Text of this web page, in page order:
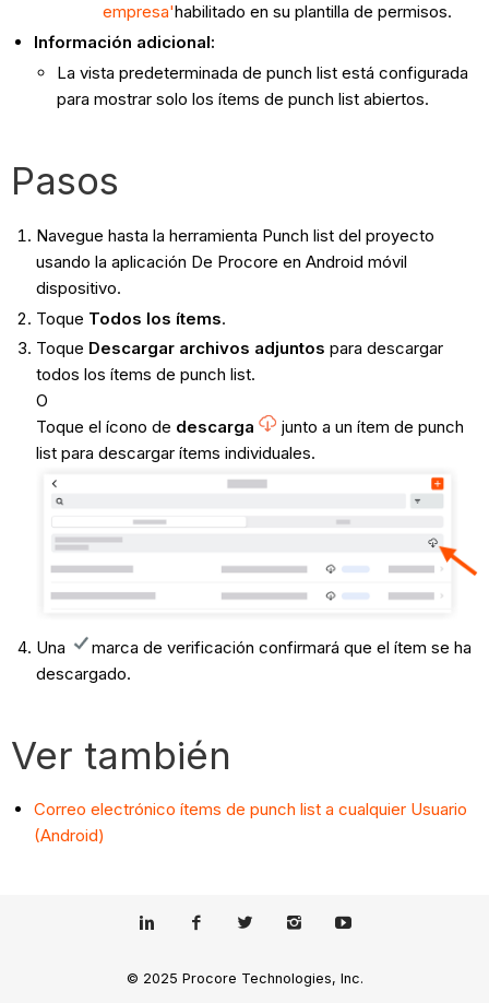
empresa'habilitado en su plantilla de permisos.
Información adicional:
La vista predeterminada de punch list está configurada
para mostrar solo los ítems de punch list abiertos.
Pasos
Navegue hasta la herramienta Punch list del proyecto
usando la aplicación De Procore en Android móvil
dispositivo.
Toque Todos los ítems.
Toque Descargar archivos adjuntos para descargar
todos los ítems de punch list.
O
Toque el ícono de descarga
junto a un ítem de punch
list para descargar ítems individuales.
Una
marca de verificación confirmará que el ítem se ha
descargado.
Ver también
Correo electrónico ítems de punch list a cualquier Usuario
(Android)
© 2025 Procore Technologies, Inc.